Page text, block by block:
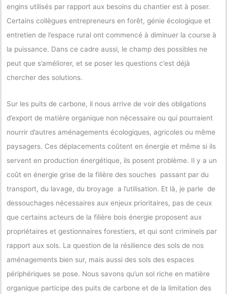
engins utilisés par rapport aux besoins du chantier est à poser.
Certains collègues entrepreneurs en forêt, génie écologique et
entretien de l’espace rural ont commencé à diminuer la course à
la puissance. Dans ce cadre aussi, le champ des possibles ne
peut que s’améliorer, et se poser les questions c’est déjà
chercher des solutions.
Sur les puits de carbone, il nous arrive de voir des obligations
d’export de matière organique non nécessaire ou qui pourraient
nourrir d’autres aménagements écologiques, agricoles ou même
paysagers. Ces déplacements coûtent en énergie et même si ils
servent en production énergétique, ils posent problème. Il y a un
coût en énergie grise de la filière des souches passant par du
transport, du lavage, du broyage a l’utilisation. Et là, je parle de
dessouchages nécessaires aux enjeux prioritaires, pas de ceux
que certains acteurs de la filière bois énergie proposent aux
propriétaires et gestionnaires forestiers, et qui sont criminels par
rapport aux sols. La question de la résilience des sols de nos
aménagements bien sur, mais aussi des sols des espaces
périphériques se pose. Nous savons qu’un sol riche en matière
organique participe des puits de carbone et de la limitation des